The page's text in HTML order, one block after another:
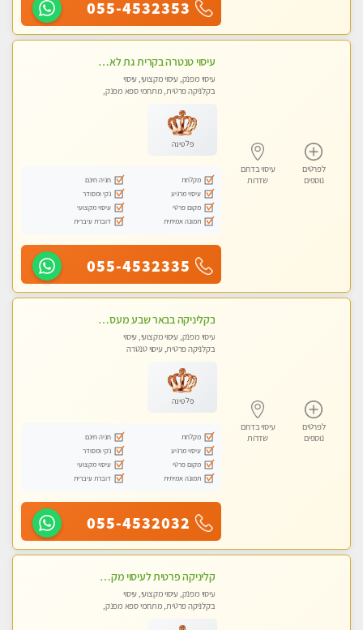
055-4532353
לפרטים
נוספים
עיסוי בדרום
שדרות
עיסוי טנטרה בקרית גת לא מה שחשבת הרבה יותר ממה שדמיינת פרטי!!! Highly recommended
עיסוי מפנק, עיסוי מקצועי, עיסוי
בקלניקה פרטית, מתחמי ספא מפנק,
טנטרה
פלטינה
מקלחת
חניה חינם
עיסוי מרגיע
נקי ומסודר
מקום פרטי
עיסוי מקצועי
תמונה אמיתית
דוברת עיברית
055-4532335
לפרטים
נוספים
עיסוי בדרום
שדרות
בקליניקה בבאר שבע מעסה מקצועית לעיסוי מפנק
עיסוי מפנק, עיסוי מקצועי, עיסוי
בקלניקה פרטית, עיסוי טנטרה
פלטינה
מקלחת
חניה חינם
עיסוי מרגיע
נקי ומסודר
מקום פרטי
עיסוי מקצועי
תמונה אמיתית
דוברת עיברית
055-4532032
קליניקה פרטית לעיסוי מקצועי ואלטרנטיבי ברמה גבוהה VIP תתקשר ..... highly recommended..new in the city
עיסוי מפנק, עיסוי מקצועי, עיסוי
בקלניקה פרטית, מתחמי ספא מפנק,